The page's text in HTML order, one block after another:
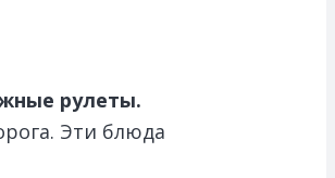
рулеты.
Эти блюда